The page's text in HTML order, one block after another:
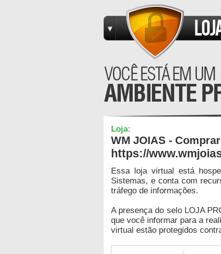
Loja:
WM JOIAS -
https://
Essa loja virtual está
Sistemas, e conta com
tráfego de informações.
A presença do selo LOJA
que você informar para a
virtual estão protegidos